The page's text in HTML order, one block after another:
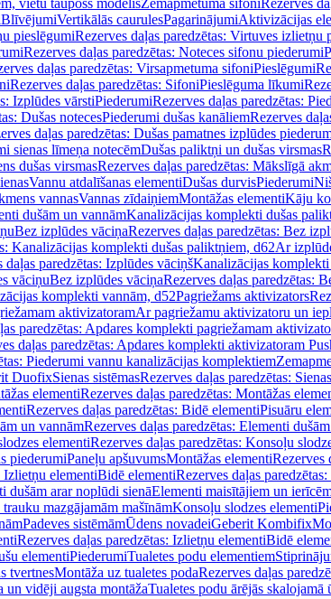
vietu taupošs modelisZemapmetuma sifoniRezerves
BlīvējumiVertikālās caurulesPagarinājumiAktivizācijas
pieslēgumiRezerves daļas paredzētas: Virtuves izlietņu
Rezerves daļas paredzētas: Noteces sifonu piederumi
daļas paredzētas: Virsapmetuma sifoniPieslēgumi
Rezerves daļas paredzētas: SifoniPieslēguma līkumi
Izplūdes vārstiPiederumiRezerves daļas paredzētas:
Dušas notecesPiederumi dušas kanāliemRezerves
daļas paredzētas: Dušas pamatnes izplūdes
sienas līmeņa notecēmDušas paliktņi un dušas virsmas
dušas virsmasRezerves daļas paredzētas: Mākslīgā
Vannu atdalīšanas elementiDušas durvisPiederumi
vannasVannas zīdaiņiemMontāžas elementiKāju
dušām un vannāmKanalizācijas komplekti dušas
Bez izplūdes vāciņaRezerves daļas paredzētas: Bez
Kanalizācijas komplekti dušas paliktņiem, d62Ar
daļas paredzētas: Izplūdes vāciņšKanalizācijas
vāciņuBez izplūdes vāciņaRezerves daļas paredzētas:
komplekti vannām, d52Pagriežams aktivizators
aktivizatoramAr pagriežamu aktivizatoru un
paredzētas: Apdares komplekti pagriežamam
daļas paredzētas: Apdares komplekti aktivizatoram
Piederumi vannu kanalizācijas komplektiem
DuofixSienas sistēmasRezerves daļas paredzētas:
elementiRezerves daļas paredzētas: Montāžas
Rezerves daļas paredzētas: Bidē elementiPisuāru
un vannāmRezerves daļas paredzētas: Elementi
elementiRezerves daļas paredzētas: Konsoļu
piederumiPaneļu apšuvumsMontāžas elementiRezerves
Izlietņu elementiBidē elementiRezerves daļas
dušām arar noplūdi sienāElementi maisītājiem un
mazgājamām mašīnāmKonsoļu slodzes elementi
Padeves sistēmāmŪdens novadeiGeberit Kombifix
Rezerves daļas paredzētas: Izlietņu elementiBidē
elementiPiederumiTualetes podu elementiem
tvertnesMontāža uz tualetes podaRezerves daļas
un vidēji augsta montāžaTualetes podu ārējās skalojamā